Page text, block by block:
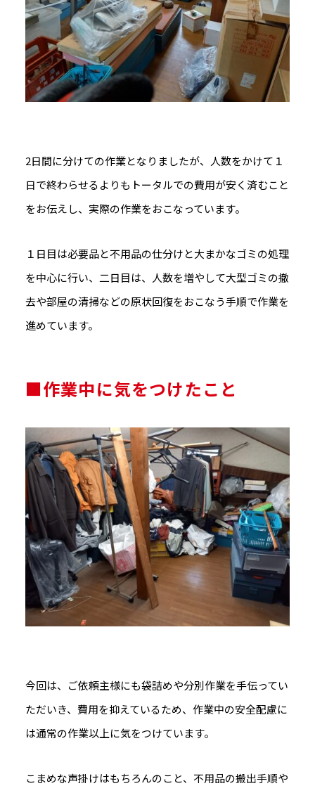
2日間に分けての作業となりましたが、人数をかけて１
日で終わらせるよりもトータルでの費用が安く済むこと
をお伝えし、実際の作業をおこなっています。
１日目は必要品と不用品の仕分けと大まかなゴミの処理
を中心に行い、二日目は、人数を増やして大型ゴミの撤
去や部屋の清掃などの原状回復をおこなう手順で作業を
進めています。
■作業中に気をつけたこと
今回は、ご依頼主様にも袋詰めや分別作業を手伝ってい
ただいき、費用を抑えているため、作業中の安全配慮に
は通常の作業以上に気をつけています。
こまめな声掛けはもちろんのこと、不用品の搬出手順や